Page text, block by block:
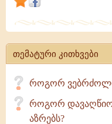
და
თავს
ესხმის
მათ,
ვისაც
მეტად
შეაშფოთებს
და
თემატური კითხვები
როგორ
როგორ
აზრებს?